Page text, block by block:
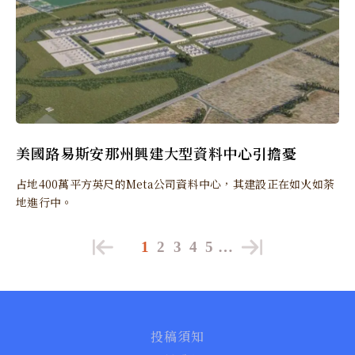
美國路易斯安那州興建大型資料中心引擔憂
占地400萬平方英尺的Meta公司資料中心，其建設正在如火如荼
地進行中。
1 2 3 4 5 …
投稿須知